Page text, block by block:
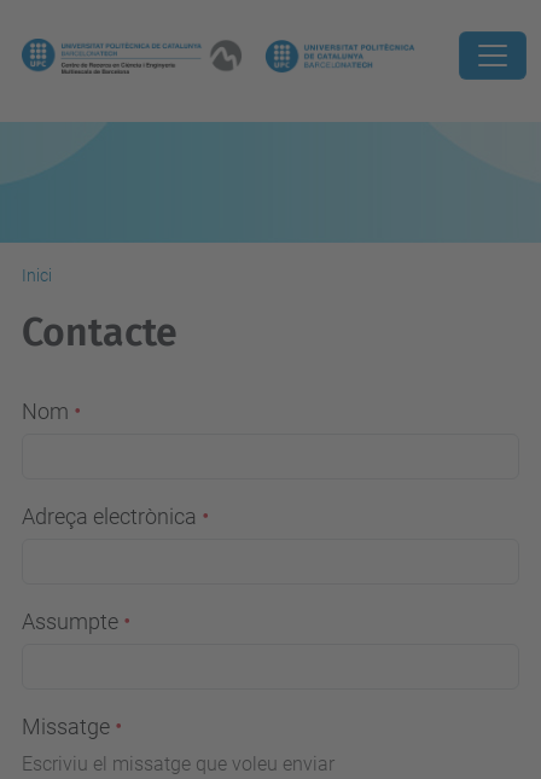
Inici
Contacte
Nom
Adreça electrònica
Assumpte
Missatge
Escriviu el missatge que voleu enviar